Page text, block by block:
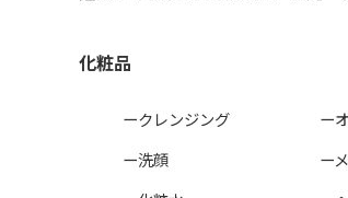
化粧品
ークレンジング
ー洗顔
ー
ー